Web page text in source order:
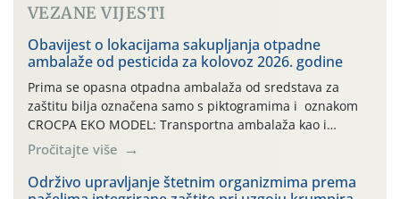
VEZANE VIJESTI
Obavijest o lokacijama sakupljanja otpadne
ambalaže od pesticida za kolovoz 2026. godine
Prima se opasna otpadna ambalaža od sredstava za
zaštitu bilja označena samo s piktogramima i oznakom
CROCPA EKO MODEL: Transportna ambalaža kao i
ambalaža drugih proizvoda koji nisu sredstva za zaštitu
bilja (npr. ambalaža od mineralnih gnojiva,) se ne
prihvaća. Korisnicima je osiguran besplatni povrat
Pročitajte više
Održivo upravljanje štetnim organizmima prema